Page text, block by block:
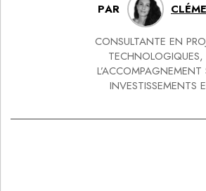
PAR
CONSULTANTE EN
TECHNOLOGIQUES,
INVESTISSEMENTS